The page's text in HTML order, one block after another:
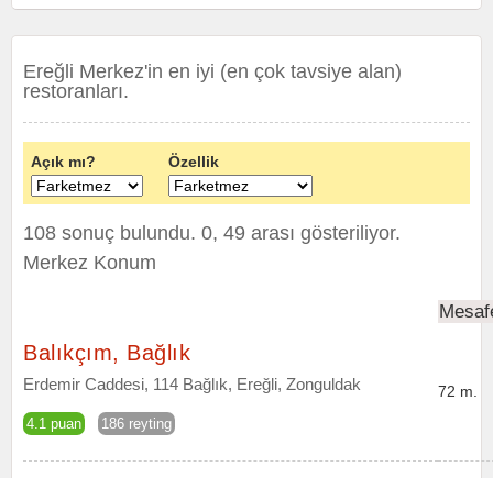
Ereğli Merkez'in en iyi (en çok tavsiye alan)
restoranları.
Açık mı? Özellik
108 sonuç bulundu. 0, 49 arası gösteriliyor.
Merkez Konum
Balıkçım, Bağlık
Erdemir Caddesi, 114 Bağlık, Ereğli, Zonguldak
4.1 puan 186 reyting
72 m.